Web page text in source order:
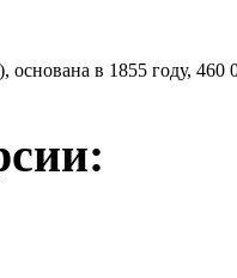
в 1855 году,